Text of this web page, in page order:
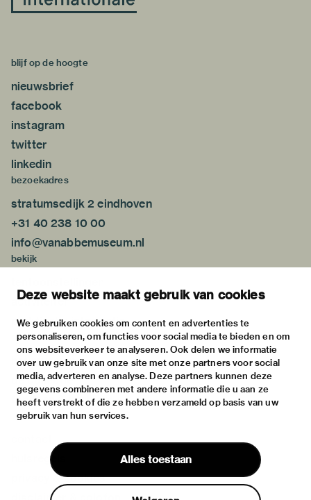
Deze website maakt gebruik van cookies
We gebruiken cookies om content en advertenties te
personaliseren, om functies voor social media te bieden en om
ons websiteverkeer te analyseren. Ook delen we informatie
over uw gebruik van onze site met onze partners voor social
media, adverteren en analyse. Deze partners kunnen deze
gegevens combineren met andere informatie die u aan ze
heeft verstrekt of die ze hebben verzameld op basis van uw
gebruik van hun services.
Alles toestaan
blijf op de hoogte
nieuwsbrief
facebook
instagram
twitter
linkedin
bezoekadres
stratumsedijk 2 eindhoven
+31 40 238 10 00
info@vanabbemuseum.nl
bekijk
activiteiten
praktische informatie
over
het museum
de collectie
fondsen & partners
huisregels
privacy & cookies